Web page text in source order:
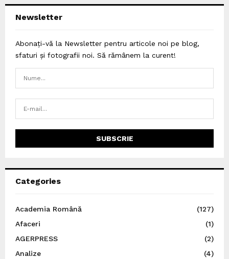
Newsletter
Abonați-vă la Newsletter pentru articole noi pe blog,
sfaturi și fotografii noi. Să rămânem la curent!
Categories
Academia Română
(127)
Afaceri
(1)
AGERPRESS
(2)
Analize
(4)